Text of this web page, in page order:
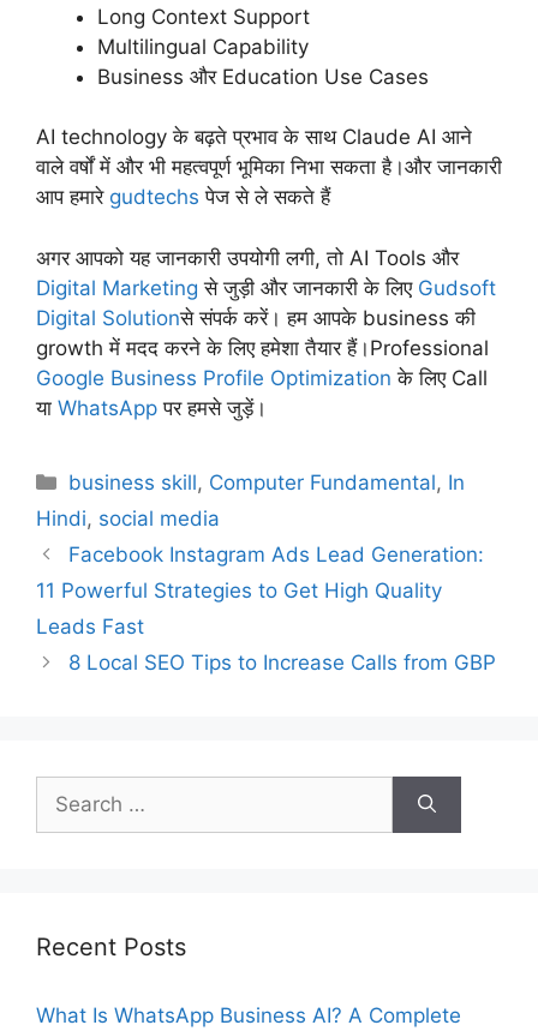
Long Context Support
Multilingual Capability
Business और Education Use Cases
AI technology के बढ़ते प्रभाव के साथ Claude AI आने
वाले वर्षों में और भी महत्वपूर्ण भूमिका निभा सकता है।और जानकारी
आप हमारे gudtechsपेज से ले सकते हैं
अगर आपको यह जानकारी उपयोगी लगी, तो AI Tools और
Digital Marketingसे जुड़ी और जानकारी के लिए Gudsoft
Digital Solutionसे संपर्क करें। हम आपके business की
growth में मदद करने के लिए हमेशा तैयार हैं।Professional
Google Business Profile Optimization के लिए Call
या WhatsAppपर हमसे जुड़ें।
Categories
business skill, Computer Fundamental, In
Hindi, social media
Facebook Instagram Ads Lead Generation:
11 Powerful Strategies to Get High Quality
Leads Fast
8 Local SEO Tips to Increase Calls from GBP
for:
Recent Posts
What Is WhatsApp Business AI? A Complete